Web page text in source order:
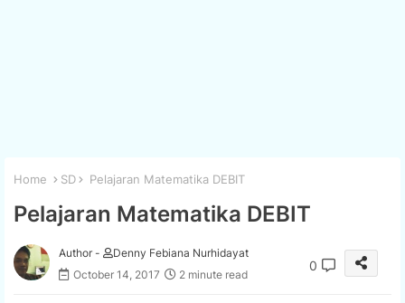
Home SD Pelajaran Matematika DEBIT
Pelajaran Matematika DEBIT
Author -
Denny Febiana Nurhidayat
October 14, 2017
2 minute read
0